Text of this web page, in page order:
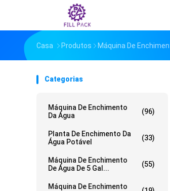
Casa Produtos Máquina De
Categorias
Máquina De Enchimento
Da Água
(96)
Planta De Enchimento Da
Água Potável
(33)
Máquina De Enchimento
De Água De 5 Gal...
(55)
Máquina De Enchimento